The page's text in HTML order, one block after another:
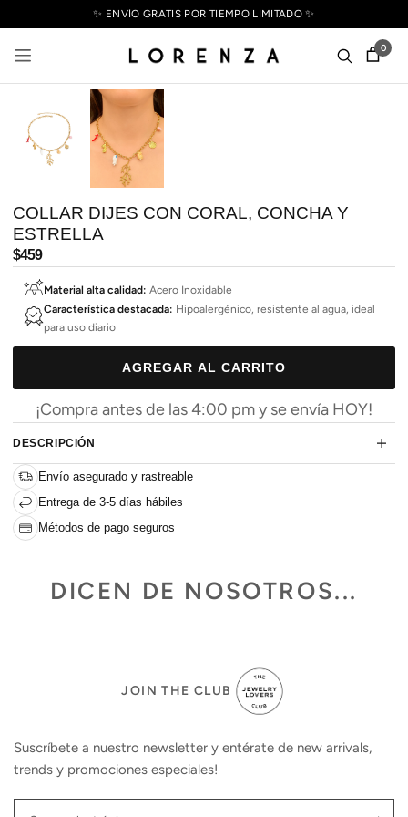
✨ ENVÍO GRATIS POR TIEMPO LIMITADO ✨
0
COLLAR DIJES CON CORAL, CONCHA Y
ESTRELLA
Precio
habitual
$459
Material alta calidad: Acero Inoxidable
Característica destacada: Hipoalergénico, resistente al agua, ideal
para uso diario
AGREGAR AL CARRITO
¡Compra antes de las 4:00 pm y se envía HOY!
DESCRIPCIÓN
Envío asegurado y rastreable
Entrega de 3-5 días hábiles
Métodos de pago seguros
DICEN DE NOSOTROS...
JOIN THE CLUB
Suscríbete a nuestro newsletter y entérate de new arrivals,
trends y promociones especiales!